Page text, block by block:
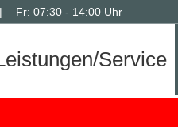
Fr: 07:30 - 14:00 Uhr
Service